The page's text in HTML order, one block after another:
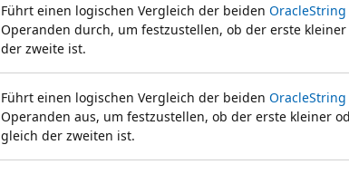
Führt einen logischen Vergleich der beiden OracleString
Operanden durch, um festzustellen, ob der erste kleiner
der zweite ist.
Führt einen logischen Vergleich der beiden OracleString
Operanden aus, um festzustellen, ob der erste kleiner
gleich der zweiten ist.